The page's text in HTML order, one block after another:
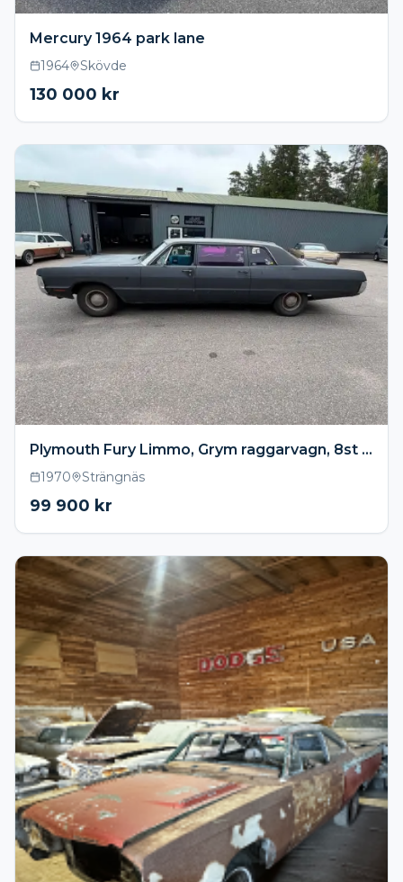
Mercury 1964 park lane
1964 Skövde
130 000 kr
Plymouth Fury Limmo, Grym raggarvagn, 8st passagerare
1970 Strängnäs
99 900 kr